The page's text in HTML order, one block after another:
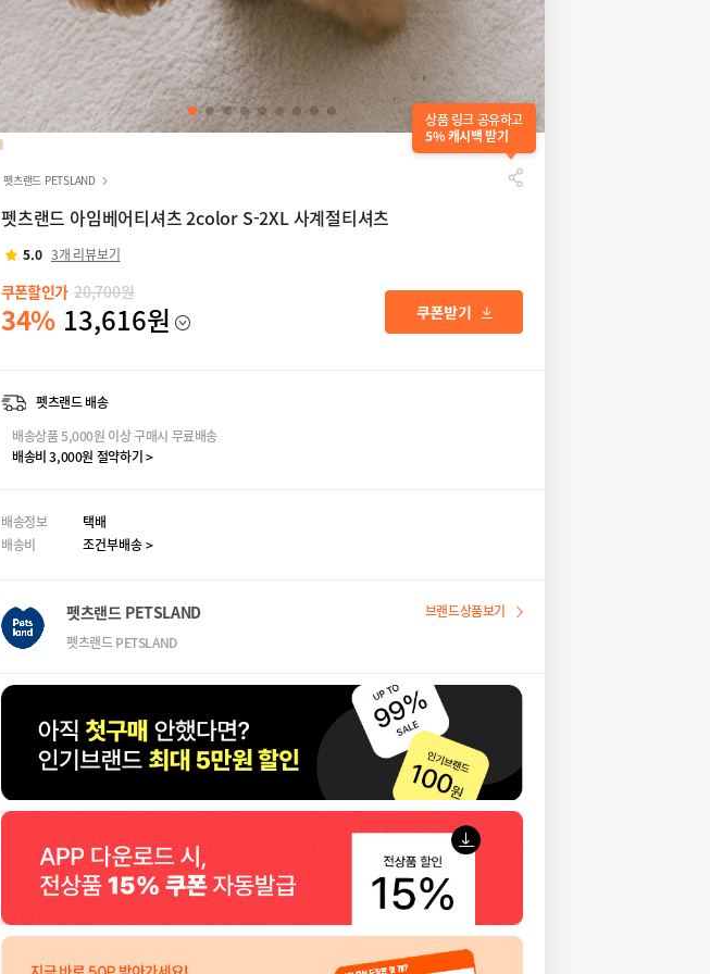
상품 링크 공유하고
5% 캐시백 받기
펫츠랜드 PETSLAND
펫츠랜드 아임베어티셔츠 2color S-2XL 사계절티셔츠
5.0 3개 리뷰보기
쿠폰할인가 20,700원
34% 13,616원
펫츠랜드 배송
배송상품 5,000원 이상 구매시 무료배송
배송비 3,000원 절약하기 >
배송정보
택배
배송비
조건부배송 >
펫츠랜드 PETSLAND
펫츠랜드 PETSLAND
브랜드상품보기